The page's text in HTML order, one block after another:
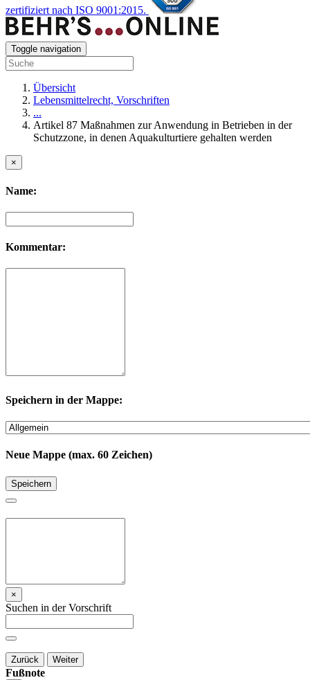
zertifiziert nach ISO 9001:2015.
Toggle navigation
Übersicht
Lebensmittelrecht, Vorschriften
...
Artikel 87 Maßnahmen zur Anwendung in Betrieben in der
Schutzzone, in denen Aquakulturtiere gehalten werden
×
Name:
Kommentar:
Speichern in der Mappe:
Neue Mappe (max. 60 Zeichen)
Speichern
×
Suchen in der Vorschrift
Zurück Weiter
Fußnote